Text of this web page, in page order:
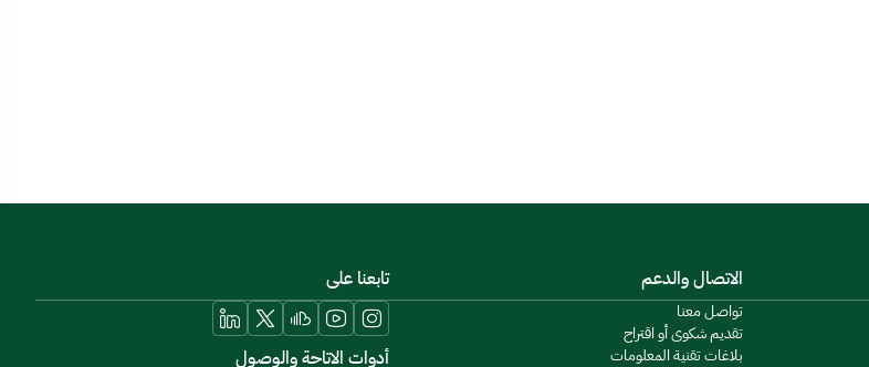
الاتصال والدعم
تواصل معنا
تقديم شكوى أو اقتراح
بلاغات تقنية المعلومات
تابعنا على
أدوات الاتاحة والوصول